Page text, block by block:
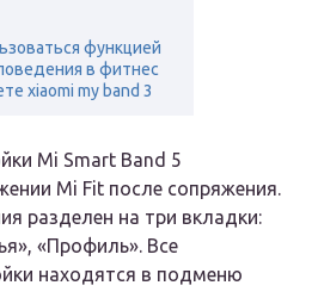
функцией
в фитнес
xiaomi my band 3
Mi Smart Band 5
Mi Fit после сопряжения.
разделен на три вкладки:
«Профиль». Все
находятся в подменю